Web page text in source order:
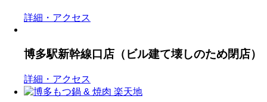
詳細・アクセス
博多駅新幹線口店 （ビル建て壊しのため閉店）
詳細・アクセス